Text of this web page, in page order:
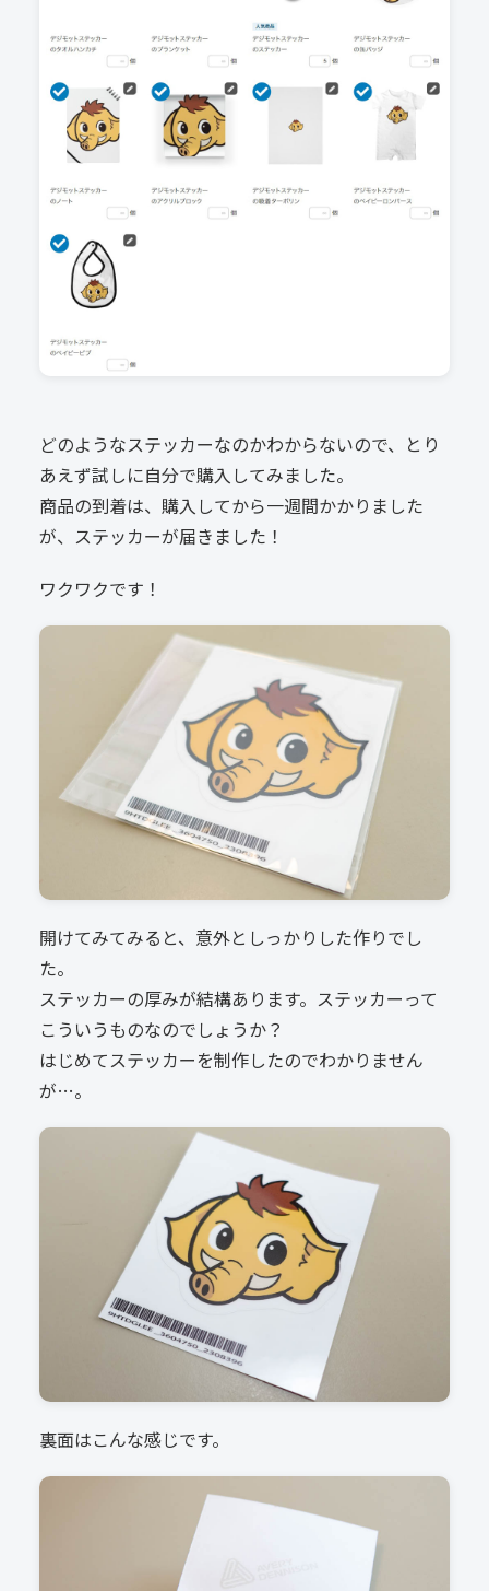
どのようなステッカーなのかわからないので、とり
あえず試しに自分で購入してみました。
商品の到着は、購入してから一週間かかりました
が、ステッカーが届きました！
ワクワクです！
開けてみてみると、意外としっかりした作りでし
た。
ステッカーの厚みが結構あります。ステッカーって
こういうものなのでしょうか？
はじめてステッカーを制作したのでわかりません
が…。
裏面はこんな感じです。